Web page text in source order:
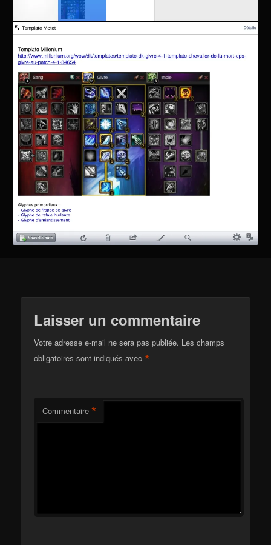
Laisser un commentaire
Votre adresse e-mail ne sera pas publiée. Les champs
obligatoires sont indiqués avec*
Commentaire *